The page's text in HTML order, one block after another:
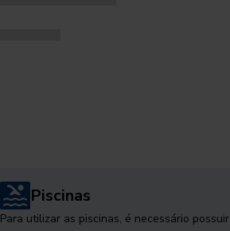
Piscinas
Para utilizar as piscinas, é necessário possuir